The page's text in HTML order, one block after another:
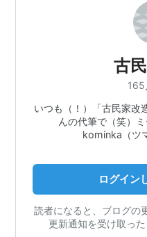
古
165
いつも（！）「古民家改
んの代筆で（笑）
kominka（ツ
ログイン
読者になると、ブログの
更新通知を受け取った